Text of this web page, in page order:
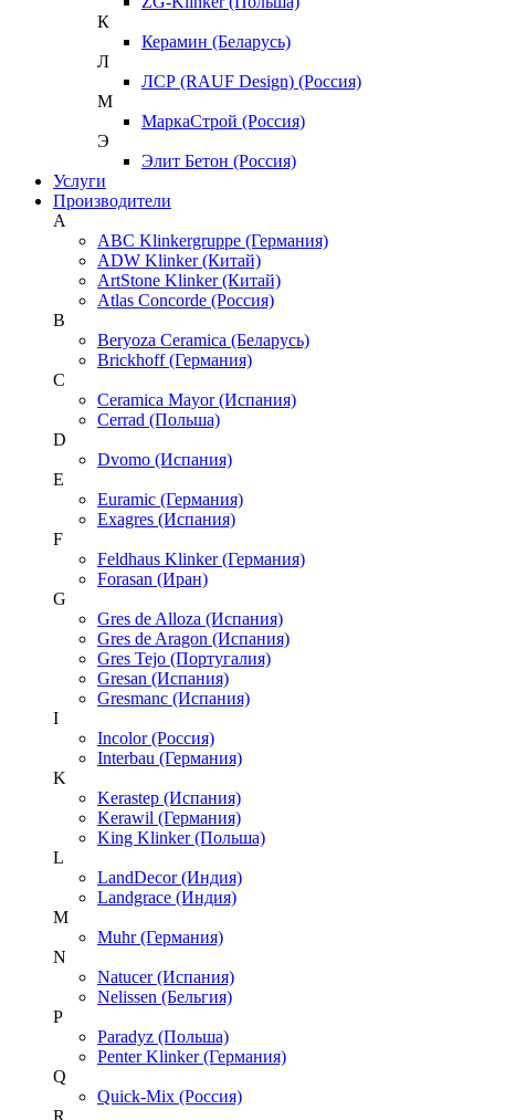
К
Керамин (Беларусь)
Л
ЛСР (RAUF Design) (Россия)
М
МаркаСтрой (Россия)
Э
Элит Бетон (Россия)
Услуги
Производители
A
ABC Klinkergruppe (Германия)
ADW Klinker (Китай)
ArtStone Klinker (Китай)
Atlas Concorde (Россия)
B
Beryoza Ceramica (Беларусь)
Brickhoff (Германия)
C
Ceramica Mayor (Испания)
Cerrad (Польша)
D
Dvomo (Испания)
E
Euramic (Германия)
Exagres (Испания)
F
Feldhaus Klinker (Германия)
Forasan (Иран)
G
Gres de Alloza (Испания)
Gres de Aragon (Испания)
Gres Tejo (Португалия)
Gresan (Испания)
Gresmanc (Испания)
I
Incolor (Россия)
Interbau (Германия)
K
Kerastep (Испания)
Kerawil (Германия)
King Klinker (Польша)
L
LandDecor (Индия)
Landgrace (Индия)
M
Muhr (Германия)
N
Natucer (Испания)
Nelissen (Бельгия)
P
Paradyz (Польша)
Penter Klinker (Германия)
Q
Quick-Mix (Россия)
R